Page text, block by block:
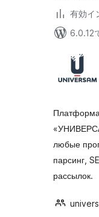
有効イ
6.0.12
любые
парсинг,
рассылок.